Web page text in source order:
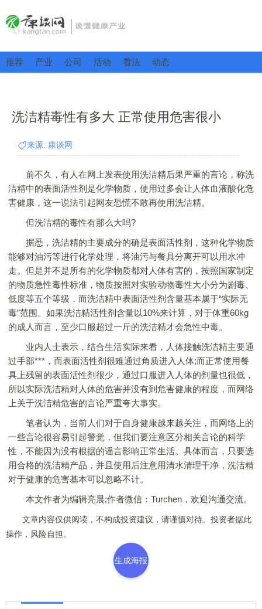
推荐 产业 公司 活动 看法 动态
洗洁精毒性有多大 正常使用危害很小
来源: 康谈网
前不久，有人在网上发表使用洗洁精后果严重的言论，称洗
洁精中的表面活性剂是化学物质，使用过多会让人体血液酸化危
害健康，这一说法引起网友恐慌不敢再使用洗洁精。
但洗洁精的毒性有那么大吗?
据悉，洗洁精的主要成分的确是表面活性剂，这种化学物质
能够对油污等进行化学处理，将油污与餐具分离开可以用水冲
走。但是并不是所有的化学物质都对人体有害的，按照国家制定
的物质急性毒性标准，物质按照对实验动物毒性大小分为剧毒、
低度等五个等级，而洗洁精中表面活性剂含量基本属于“实际无
毒”范围。如果洗洁精活性剂含量以10%来计算，对于体重60kg
的成人而言，至少口服超过一斤的洗洁精才会急性中毒。
业内人士表示，结合生活实际来看，人体接触洗洁精主要通
过手部***，而表面活性剂很难通过角质进入人体;而正常使用餐
具上残留的表面活性剂很少，通过口服进入人体的剂量也很低，
所以实际洗洁精对人体的危害并没有到危害健康的程度，而网络
上关于洗洁精危害的言论严重夸大事实。
笔者认为，当前人们对于自身健康越来越关注，而网络上的
一些言论很容易引起警觉，但我们要注意区分相关言论的科学
性，不能因为没有根据的谣言影响正常生活。具体而言，只要选
用合格的洗洁精产品，并且使用后注意用清水清理干净，洗洁精
对于健康的危害基本可以忽略不计。
本文作者为编辑亮晨;作者微信：Turchen，欢迎沟通交流。
文章内容仅供阅读，不构成投资建议，请谨慎对待。投资者据此
操作，风险自担。
生成海报